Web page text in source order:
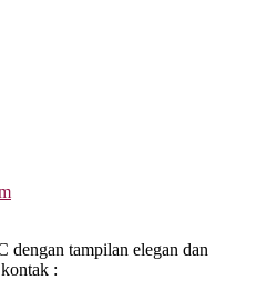
dengan tampilan elegan dan
: